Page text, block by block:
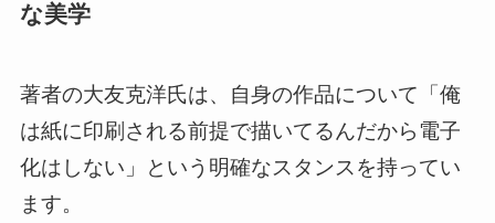
な美学
著者の大友克洋氏は、自身の作品について「俺
は紙に印刷される前提で描いてるんだから電子
化はしない」という明確なスタンスを持ってい
ます。